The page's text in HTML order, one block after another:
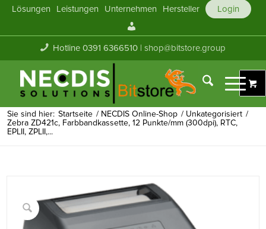
Lösungen Leistungen Unternehmen Hersteller
Login
Konto
Hotline 0391 6366510 |shop@bitstore.group
Sie sind hier: Startseite / NECDIS Online-Shop / Unkategorisiert /
Zebra ZD421c, Farbbandkassette, 12 Punkte/mm (300dpi), RTC,
EPLII, ZPLII,...